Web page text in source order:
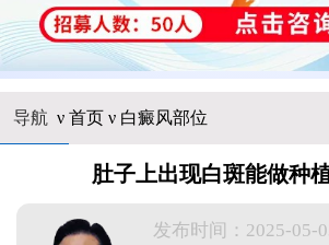
导航 ν 首页ν 白癜风部位
肚子上出现白斑能做种
发布时间：2025-05-